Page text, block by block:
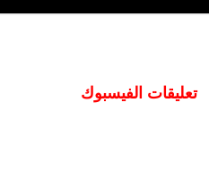
تعليقات الفيسبوك